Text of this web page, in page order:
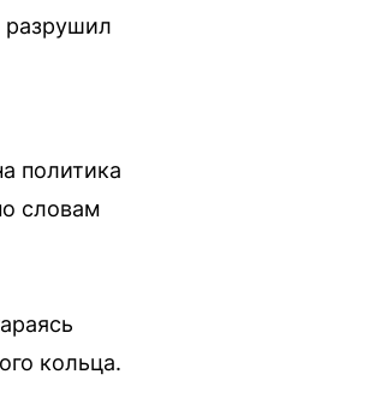
разрушил
политика
словам
кольца.